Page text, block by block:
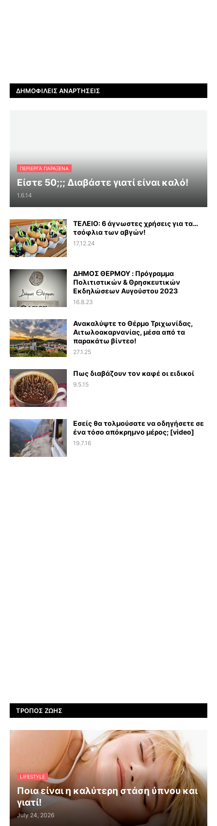
ΔΗΜΟΦΙΛΕΊΣ ΑΝΑΡΤΉΣΕΙΣ
ΠΕΡΊΕΡΓΑ ΠΑΡΆΞΕΝΑ
Είστε 50;;; Διαβάστε γιατί είναι καλό!
1.6.14
ΤΕΛΕΙΟ: 6 άγνωστες χρήσεις για τα…
τσόφλια των αβγών!
17.12.24
ΔΗΜΟΣ ΘΕΡΜΟΥ : Πρόγραμμα
Πολιτιστικών & Θρησκευτικών
Εκδηλώσεων Αυγούστου 2023
16.8.23
Ανακαλύψτε το Θέρμο Τριχωνίδας,
Αιτωλοακαρνανίας, μέσα από τα
παρακάτω βίντεο!
27.1.25
Πως διαβάζουν τον καφέ οι ειδικοί
9.5.15
Εσείς θα τολμούσατε να οδηγήσετε σε
ένα τόσο απόκρημνο μέρος; [video]
19.7.16
ΤΡΌΠΟΣ ΖΩΉΣ
LIFESTYLE
Ποια είναι η καλύτερη στάση ύπνου και
γιατί!
July 24, 2026